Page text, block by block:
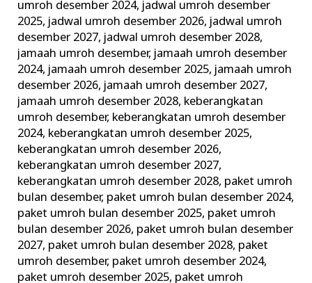
umroh desember 2024, jadwal umroh desember
2025, jadwal umroh desember 2026, jadwal umroh
desember 2027, jadwal umroh desember 2028,
jamaah umroh desember, jamaah umroh desember
2024, jamaah umroh desember 2025, jamaah umroh
desember 2026, jamaah umroh desember 2027,
jamaah umroh desember 2028, keberangkatan
umroh desember, keberangkatan umroh desember
2024, keberangkatan umroh desember 2025,
keberangkatan umroh desember 2026,
keberangkatan umroh desember 2027,
keberangkatan umroh desember 2028, paket umroh
bulan desember, paket umroh bulan desember 2024,
paket umroh bulan desember 2025, paket umroh
bulan desember 2026, paket umroh bulan desember
2027, paket umroh bulan desember 2028, paket
umroh desember, paket umroh desember 2024,
paket umroh desember 2025, paket umroh